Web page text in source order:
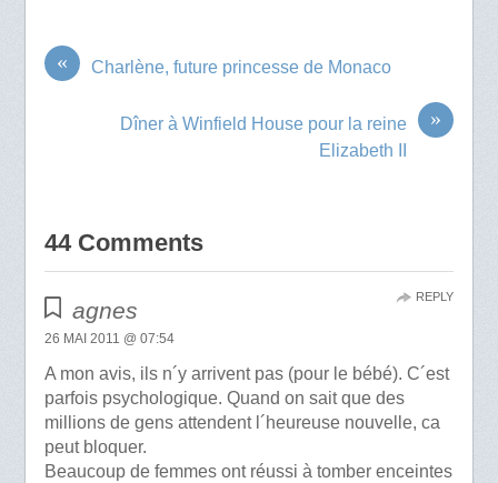
« Charlène, future princesse de Monaco
»
Dîner à Winfield House pour la reine
Elizabeth II
44 Comments
agnes
26 MAI 2011 @ 07:54
A mon avis, ils n´y arrivent pas (pour le bébé). C´est
parfois psychologique. Quand on sait que des
millions de gens attendent l´heureuse nouvelle, ca
peut bloquer.
Beaucoup de femmes ont réussi à tomber enceintes
REPLY